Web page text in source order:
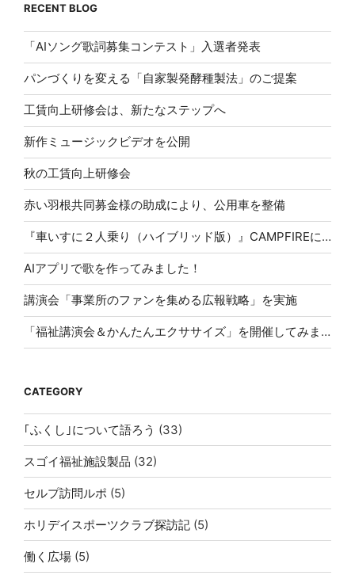
RECENT BLOG
「AIソング歌詞募集コンテスト」入選者発表
パンづくりを変える「自家製発酵種製法」のご提案
工賃向上研修会は、新たなステップへ
新作ミュージックビデオを公開
秋の工賃向上研修会
赤い羽根共同募金様の助成により、公用車を整備
『車いすに２人乗り（ハイブリッド版）』CAMPFIREにて応援購入スタート！
AIアプリで歌を作ってみました！
講演会「事業所のファンを集める広報戦略」を実施
「福祉講演会＆かんたんエクササイズ」を開催してみませんか？
CATEGORY
｢ふくし｣について語ろう (33)
スゴイ福祉施設製品 (32)
セルプ訪問ルポ (5)
ホリデイスポーツクラブ探訪記 (5)
働く広場 (5)